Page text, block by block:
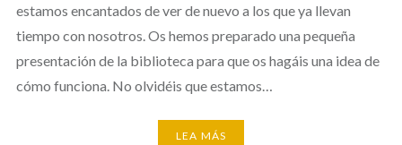
estamos encantados de ver de nuevo a los que ya llevan
tiempo con nosotros. Os hemos preparado una pequeña
presentación de la biblioteca para que os hagáis una idea de
cómo funciona. No olvidéis que estamos…
LEA MÁS